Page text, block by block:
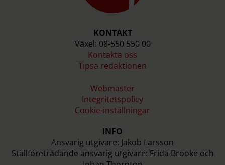
KONTAKT
Växel: 08-550 550 00
Kontakta oss
Tipsa redaktionen
Webmaster
Integritetspolicy
Cookie-inställningar
INFO
Ansvarig utgivare: Jakob Larsson
Ställföreträdande ansvarig utgivare: Frida Brooke och